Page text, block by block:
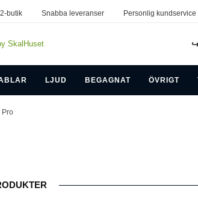
butik Snabba leveranser Personlig kundservice
LJUD BEGAGNAT ÖVRIGT
Pro